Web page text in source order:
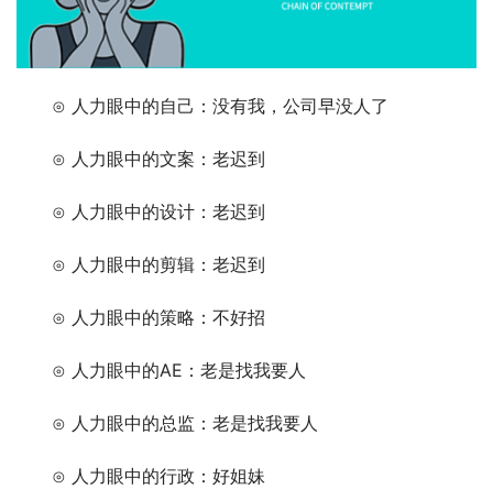
⊙ 人力眼中的自己：没有我，公司早没人了
⊙ 人力眼中的文案：老迟到
⊙ 人力眼中的设计：老迟到
⊙ 人力眼中的剪辑：老迟到
⊙ 人力眼中的策略：不好招
⊙ 人力眼中的AE：老是找我要人
⊙ 人力眼中的总监：老是找我要人
⊙ 人力眼中的行政：好姐妹